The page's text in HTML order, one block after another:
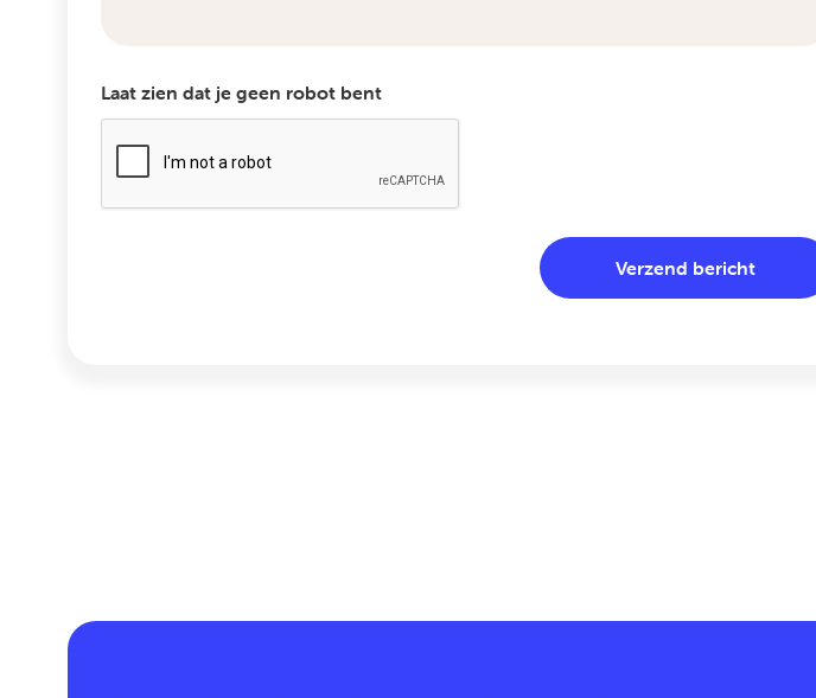
Laat zien dat je geen robot bent